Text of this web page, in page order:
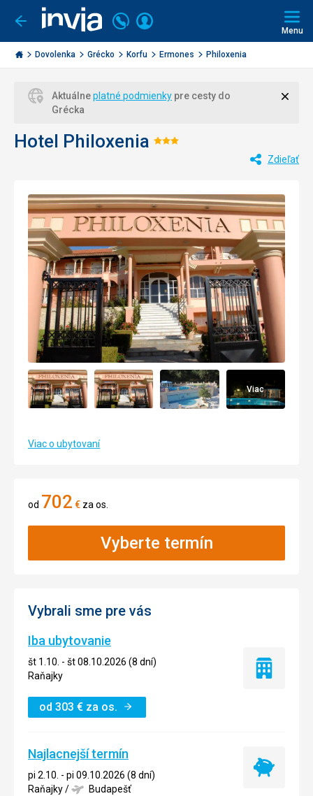
Ísť
späť
Invia.sk
Volajte
+421
2
3221
Prihlásiť
Menu
Dovolenka Grécko Korfu Ermones Philoxenia
Aktuálneplatné podmienky pre cesty do
Grécka
Hotel Philoxenia Hodnotenie:
Zdieľať
Viac
Viac o ubytovaní
od 702 € za os.
Vyberte termín
Vybrali sme pre vás
Iba ubytovanie
št 1.10. - št 08.10.2026 (8 dní)
Raňajky
od 303 € za os.
Iba
Najlacnejší termín
pi 2.10. - pi 09.10.2026 (8 dní)
Raňajky/ Budapešť
Najlacnejší